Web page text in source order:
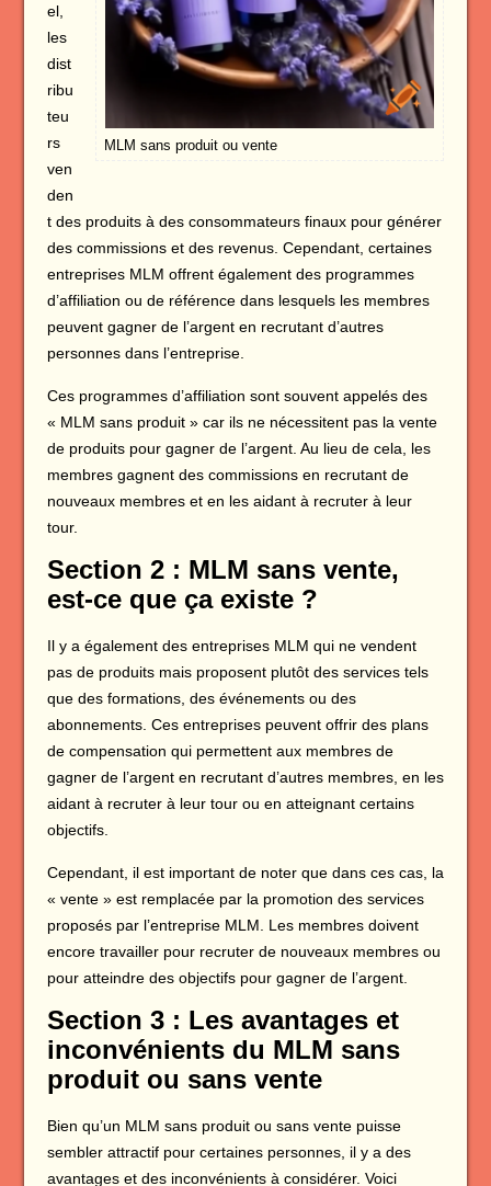
MLM sans produit ou vente
el,
les
dist
ribu
teu
rs
ven
den
t des produits à des consommateurs finaux pour générer
des commissions et des revenus. Cependant, certaines
entreprises MLM offrent également des programmes
d’affiliation ou de référence dans lesquels les membres
peuvent gagner de l’argent en recrutant d’autres
personnes dans l’entreprise.
Ces programmes d’affiliation sont souvent appelés des
« MLM sans produit » car ils ne nécessitent pas la vente
de produits pour gagner de l’argent. Au lieu de cela, les
membres gagnent des commissions en recrutant de
nouveaux membres et en les aidant à recruter à leur
tour.
Section 2 : MLM sans vente,
est-ce que ça existe ?
Il y a également des entreprises MLM qui ne vendent
pas de produits mais proposent plutôt des services tels
que des formations, des événements ou des
abonnements. Ces entreprises peuvent offrir des plans
de compensation qui permettent aux membres de
gagner de l’argent en recrutant d’autres membres, en les
aidant à recruter à leur tour ou en atteignant certains
objectifs.
Cependant, il est important de noter que dans ces cas, la
« vente » est remplacée par la promotion des services
proposés par l’entreprise MLM. Les membres doivent
encore travailler pour recruter de nouveaux membres ou
pour atteindre des objectifs pour gagner de l’argent.
Section 3 : Les avantages et
inconvénients du MLM sans
produit ou sans vente
Bien qu’un MLM sans produit ou sans vente puisse
sembler attractif pour certaines personnes, il y a des
avantages et des inconvénients à considérer. Voici